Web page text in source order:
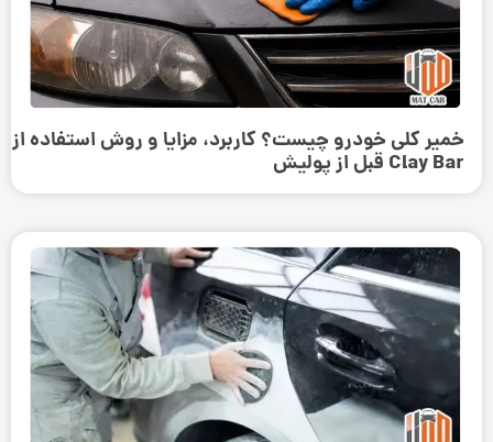
خمیر کلی خودرو چیست؟ کاربرد، مزایا و روش استفاده از
Clay Bar قبل از پولیش